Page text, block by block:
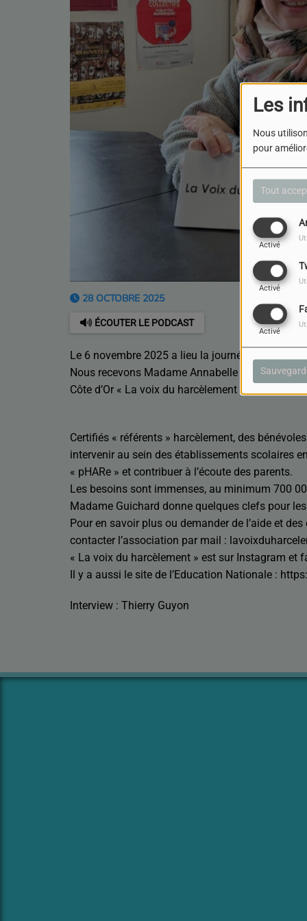
Les
Nous
pour
Tout
Activé
Activé
Activé
28 OCTOBRE 2025
ÉCOUTER LE PODCAST
Le 6 novembre 2025 a lieu la journée de lutte
Nous recevons Madame Annabelle Guichard,
Côte d’Or « La voix du harcèlement »
Certifiés « référents » harcèlement, des
intervenir au sein des établissements scolaires
« pHARe » et contribuer à l’écoute des parents.
Les besoins sont immenses, au minimum 700
Madame Guichard donne quelques clefs pour
Pour en savoir plus ou demander de l’aide et
contacter l’association par mail :
« La voix du harcèlement » est sur Instagram et
Il y a aussi le site de l’Education Nationale :
Interview : Thierry Guyon